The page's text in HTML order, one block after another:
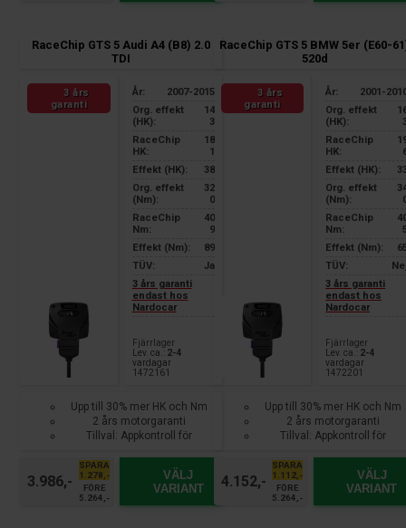
RaceChip GTS 5 Audi A4 (B8) 2.0
TDI
3 års
garanti
År:
2007-2015
Org. effekt
(HK):
14
3
RaceChip
HK:
18
1
Effekt (HK):
38
Org. effekt
(Nm):
32
0
RaceChip
Nm:
40
9
Effekt (Nm):
89
TÜV:
Ja
3 års garanti
endast hos
Nardocar
Fjärrlager
Lev. ca.:
2-4
vardagar
1472161
Upp till 30% mer HK och Nm
2 års motorgaranti
Tillval: Appkontroll för
3.986,-
SPARA
1.278,-
FÖRE
5.264,-
VÄLJ
VARIANT
RaceChip GTS 5 BMW 5er (E60-
520d
3 års
garanti
År:
2001-
Org. effekt
(HK):
RaceChip
HK:
Effekt (HK):
Org. effekt
(Nm):
RaceChip
Nm:
Effekt (Nm):
TÜV:
3 års garanti
endast hos
Nardocar
Fjärrlager
Lev. ca.: 2-4
vardagar
1472201
Upp till 30% mer HK och Nm
2 års motorgaranti
Tillval: Appkontroll för
4.152,-
SPARA
1.112,-
FÖRE
5.264,-
VÄLJ
VARIANT